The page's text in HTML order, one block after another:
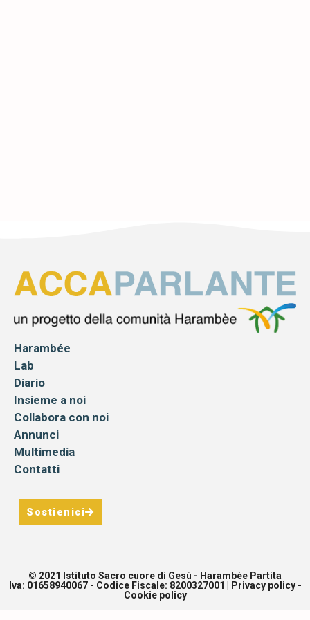
Harambée
Lab
Diario
Insieme a noi
Collabora con noi
Annunci
Multimedia
Contatti
Sostienici
© 2021 Istituto Sacro cuore di Gesù - Harambèe Partita
Iva: 01658940067 - Codice Fiscale: 8200327001 |
Privacy policy-
Cookie policy